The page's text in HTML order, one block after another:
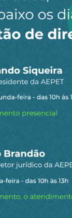
à
os
Morin,
oligopólio
ao
vestir em
mundo?
e sua
própria
de país único